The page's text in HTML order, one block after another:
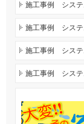
施工事例 システ
施工事例 システ
施工事例 システ
施工事例 システ